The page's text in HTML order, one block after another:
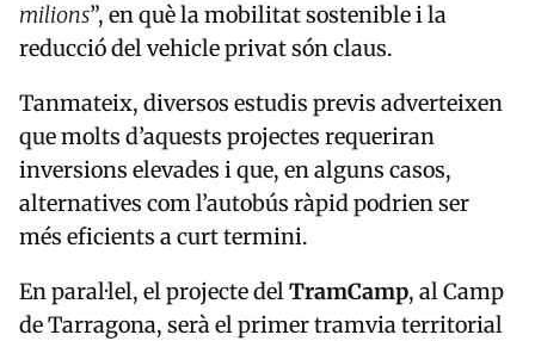
milions”, en què la mobilitat sostenible i la
reducció del vehicle privat són claus.
Tanmateix, diversos estudis previs adverteixen
que molts d’aquests projectes requeriran
inversions elevades i que, en alguns casos,
alternatives com l’autobús ràpid podrien ser
més eficients a curt termini.
En paral·lel, el projecte delTramCamp, al Camp
de Tarragona, serà el primer tramvia territorial